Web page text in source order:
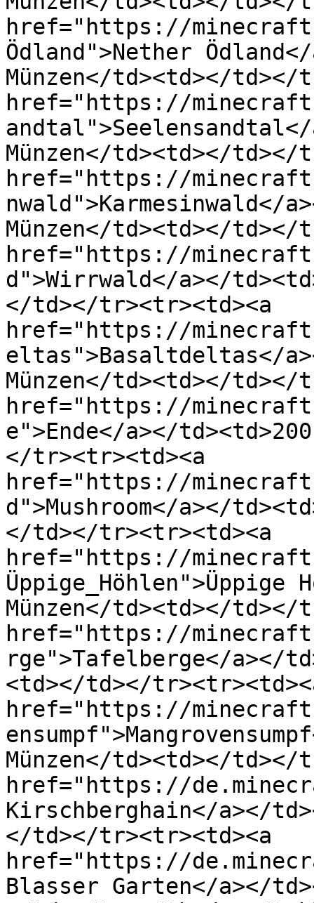
href="https://
Ödland">Nether
Münzen</td><td></td></
href="https://
Münzen</td><td></td></
href="https://
nwald">Karmesinwald</
Münzen</td><td></td></
href="https://
d">Wirrwald</a></
</td></tr><tr><td><a
href="https://
eltas">Basaltdeltas</
Münzen</td><td></td></
href="https://
e">Ende</a></
</tr><tr><td><a
href="https://
d">Mushroom</a></
</td></tr><tr><td><a
href="https://
Üppige_Höhlen">Üppige
Münzen</td><td></td></
href="https://
rge">Tafelberge</a></
<td></td></
href="https://
Münzen</td><td></td></
href="https://
Kirschberghain</a></
</td></tr><tr><td><a
href="https://
Blasser Garten</a></